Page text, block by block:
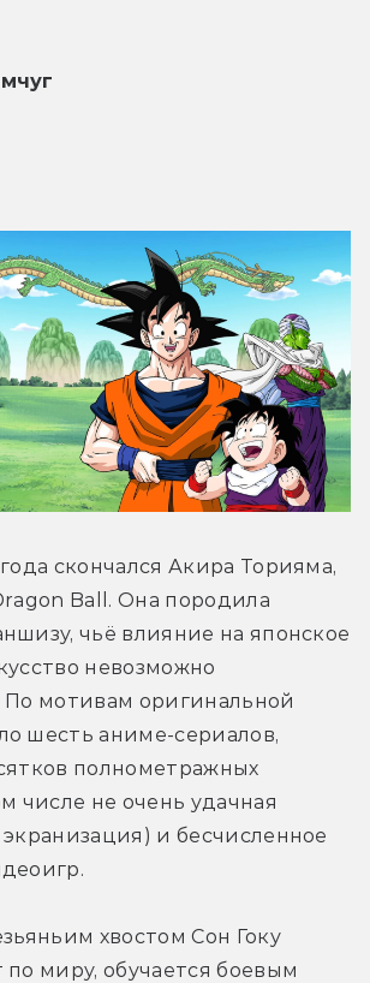
скончался Акира Торияма,
Ball. Она породила
чьё влияние на японское
невозможно
мотивам оригинальной
шесть аниме-сериалов,
полнометражных
числе не очень удачная
и бесчисленное
хвостом Сон Гоку
миру, обучается боевым